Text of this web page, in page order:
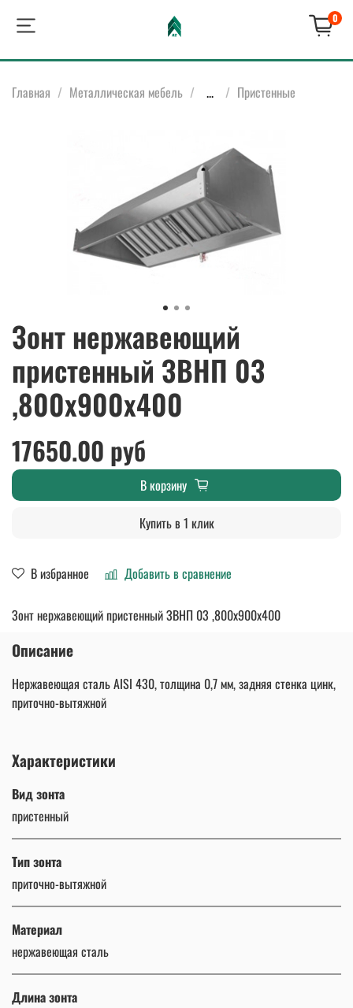
0
Главная Металлическая мебель ... Пристенные
Зонт нержавеющий
пристенный ЗВНП 03
,800х900х400
В избранное Добавить в сравнение
17650.00 руб
В корзину
Купить в 1 клик
Зонт нержавеющий пристенный ЗВНП 03 ,800х900х400
Описание
Нержавеющая сталь AISI 430, толщина 0,7 мм, задняя стенка цинк,
приточно-вытяжной
Характеристики
Вид зонта
пристенный
Тип зонта
приточно-вытяжной
Материал
нержавеющая сталь
Длина зонта